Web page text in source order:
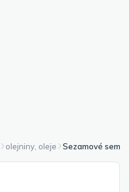
olejniny, oleje Sezamové